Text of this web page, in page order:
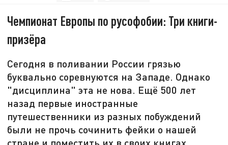
Чемпионат Европы по русофобии: Три книги-
призёра
Сегодня в поливании России грязью
буквально соревнуются на Западе. Однако
"дисциплина" эта не нова. Ещё 500 лет
назад первые иностранные
путешественники из разных побуждений
были не прочь сочинить фейки о нашей
стране и поместить их в своих книгах.